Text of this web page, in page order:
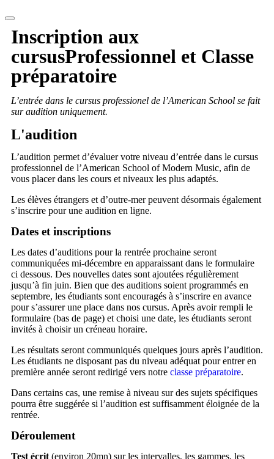
Inscription aux
cursusProfessionnel et Classe
préparatoire
L’entrée dans le cursus professionel de l’American School se fait
sur audition uniquement.
L'audition
L’audition permet d’évaluer votre niveau d’entrée dans le cursus
professionnel de l’American School of Modern Music, afin de
vous placer dans les cours et niveaux les plus adaptés.
Les élèves étrangers et d’outre-mer peuvent désormais également
s’inscrire pour une audition en ligne.
Dates et inscriptions
Les dates d’auditions pour la rentrée prochaine seront
communiquées mi-décembre en apparaissant dans le formulaire
ci dessous. Des nouvelles dates sont ajoutées régulièrement
jusqu’à fin juin. Bien que des auditions soient programmés en
septembre, les étudiants sont encouragés à s’inscrire en avance
pour s’assurer une place dans nos cursus. Après avoir rempli le
formulaire (bas de page) et choisi une date, les étudiants seront
invités à choisir un créneau horaire.
Les résultats seront communiqués quelques jours après l’audition.
Les étudiants ne disposant pas du niveau adéquat pour entrer en
première année seront redirigé vers notre classe préparatoire.
Dans certains cas, une remise à niveau sur des sujets spécifiques
pourra être suggérée si l’audition est suffisamment éloignée de la
rentrée.
Déroulement
Test écrit (environ 20mn) sur les intervalles, les gammes, les